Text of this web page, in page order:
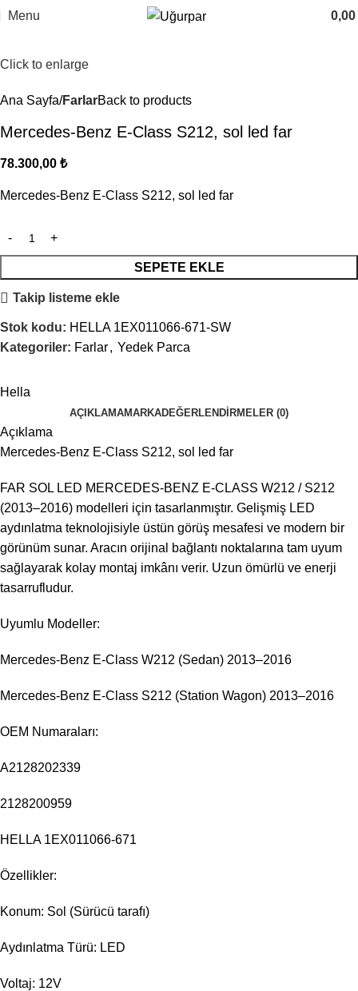
Menu 0,00
Click to enlarge
Ana Sayfa FarlarBack to products
Mercedes-Benz E-Class S212, sol led far
78.300,00 ₺
Mercedes-Benz E-Class S212, sol led far
SEPETE EKLE
Takip listeme ekle
Stok kodu: HELLA 1EX011066-671-SW
Kategoriler: Farlar, Yedek Parca
Hella
AÇIKLAMAMARKADEĞERLENDIRMELER (0)
Açıklama
Mercedes-Benz E-Class S212, sol led far
FAR SOL LED MERCEDES-BENZ E-CLASS W212 / S212
(2013–2016) modelleri için tasarlanmıştır. Gelişmiş LED
aydınlatma teknolojisiyle üstün görüş mesafesi ve modern bir
görünüm sunar. Aracın orijinal bağlantı noktalarına tam uyum
sağlayarak kolay montaj imkânı verir. Uzun ömürlü ve enerji
tasarrufludur.
Uyumlu Modeller:
Mercedes-Benz E-Class W212 (Sedan) 2013–2016
Mercedes-Benz E-Class S212 (Station Wagon) 2013–2016
OEM Numaraları:
A2128202339
2128200959
HELLA 1EX011066-671
Özellikler:
Konum: Sol (Sürücü tarafı)
Aydınlatma Türü: LED
Voltaj: 12V